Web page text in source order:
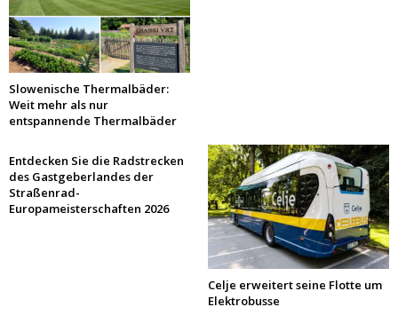
Slowenische Thermalbäder:
Weit mehr als nur
entspannende Thermalbäder
Entdecken Sie die Radstrecken
des Gastgeberlandes der
Straßenrad-
Europameisterschaften 2026
Celje erweitert seine Flotte um
Elektrobusse